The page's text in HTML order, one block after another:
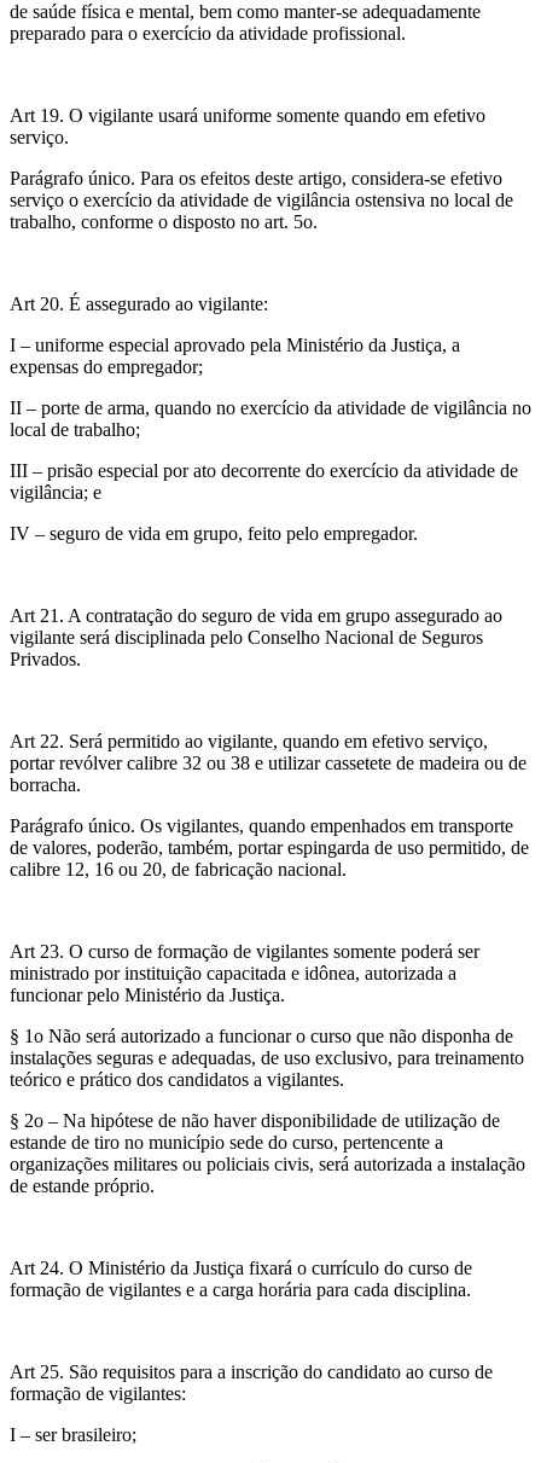
de saúde física e mental, bem como manter-se adequadamente
preparado para o exercício da atividade profissional.
Art 19. O vigilante usará uniforme somente quando em efetivo
serviço.
Parágrafo único. Para os efeitos deste artigo, considera-se efetivo
serviço o exercício da atividade de vigilância ostensiva no local de
trabalho, conforme o disposto no art. 5o.
Art 20. É assegurado ao vigilante:
I – uniforme especial aprovado pela Ministério da Justiça, a
expensas do empregador;
II – porte de arma, quando no exercício da atividade de vigilância no
local de trabalho;
III – prisão especial por ato decorrente do exercício da atividade de
vigilância; e
IV – seguro de vida em grupo, feito pelo empregador.
Art 21. A contratação do seguro de vida em grupo assegurado ao
vigilante será disciplinada pelo Conselho Nacional de Seguros
Privados.
Art 22. Será permitido ao vigilante, quando em efetivo serviço,
portar revólver calibre 32 ou 38 e utilizar cassetete de madeira ou de
borracha.
Parágrafo único. Os vigilantes, quando empenhados em transporte
de valores, poderão, também, portar espingarda de uso permitido, de
calibre 12, 16 ou 20, de fabricação nacional.
Art 23. O curso de formação de vigilantes somente poderá ser
ministrado por instituição capacitada e idônea, autorizada a
funcionar pelo Ministério da Justiça.
§ 1o Não será autorizado a funcionar o curso que não disponha de
instalações seguras e adequadas, de uso exclusivo, para treinamento
teórico e prático dos candidatos a vigilantes.
§ 2o – Na hipótese de não haver disponibilidade de utilização de
estande de tiro no município sede do curso, pertencente a
organizações militares ou policiais civis, será autorizada a instalação
de estande próprio.
Art 24. O Ministério da Justiça fixará o currículo do curso de
formação de vigilantes e a carga horária para cada disciplina.
Art 25. São requisitos para a inscrição do candidato ao curso de
formação de vigilantes:
I – ser brasileiro;